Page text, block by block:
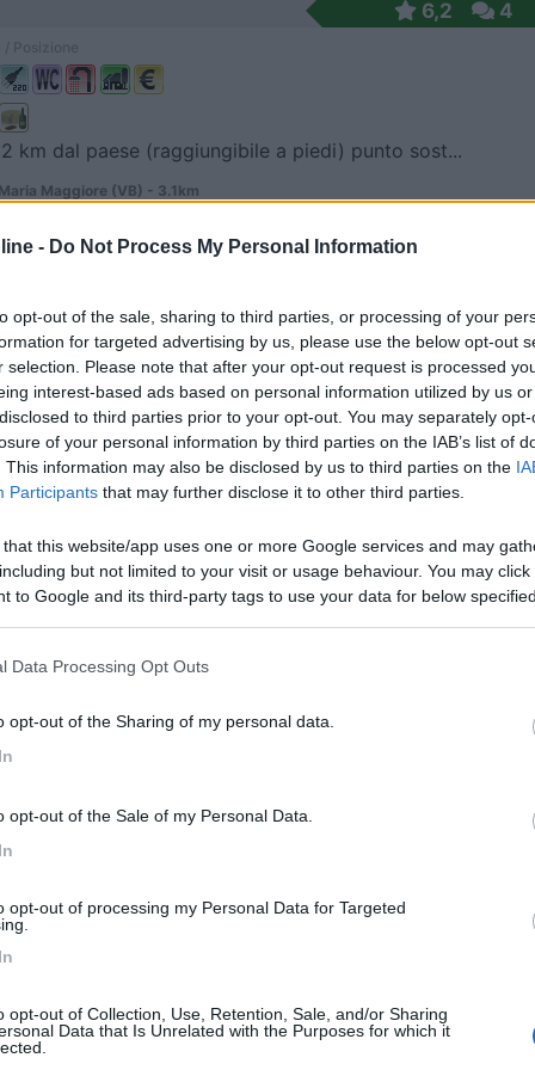
- Do Not Process My Personal Information
opt-out of the sale, sharing to third parties, or processing of your
for targeted advertising by us, please use the below opt-out
selection. Please note that after your opt-out request is processed
interest-based ads based on personal information utilized by us
to third parties prior to your opt-out. You may separately
of your personal information by third parties on the IAB’s list of
This information may also be disclosed by us to third parties on the
Participants that may further disclose it to other third parties.
that this website/app uses one or more Google services and may
but not limited to your visit or usage behaviour. You may
to Google and its third-party tags to use your data for below
Data Processing Opt Outs
opt-out of the Sharing of my personal data.
opt-out of the Sale of my Personal Data.
opt-out of processing my Personal Data for Targeted
opt-out of Collection, Use, Retention, Sale, and/or Sharing
Data that Is Unrelated with the Purposes for which it
6,2 4
km dal paese (raggiungibile a piedi) punto sost...
Maggiore (VB) - 3.1km
dalle sponde del Lago Maggiore, area camper...
- 39.4km
27
/ Posizione
con scuderia di cavalli, circondata da pascoli...
4,
Posizione
della Volpe. Centro di equitazione con possibilit...
(CO) - 65.2km
8